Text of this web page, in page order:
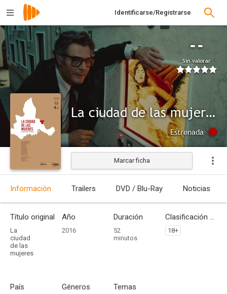
Identificarse/Registrarse
--
Sin valorar
La ciudad de las mujeres
Estrenada
Marcar ficha
Información Trailers DVD / Blu-Ray Noticias
Título original
La
ciudad
de las
mujeres
Año
2016
Duración
52
minutos
Clasificación por edades
18+
País Géneros Temas